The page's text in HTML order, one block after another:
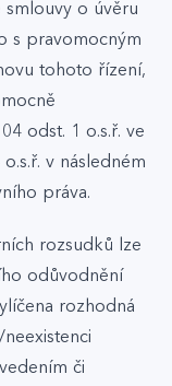
o úvěru
s pravomocným
tohoto řízení,
odst. 1 o.s.ř. ve
v následném
práva.
rozsudků lze
odůvodnění
rozhodná
či